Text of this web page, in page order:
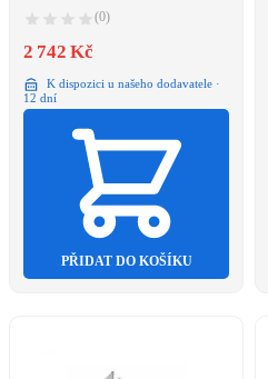
(0)
2 742 Kč
K dispozici u našeho dodavatele ·
12 dní
PŘIDAT DO KOŠÍKU